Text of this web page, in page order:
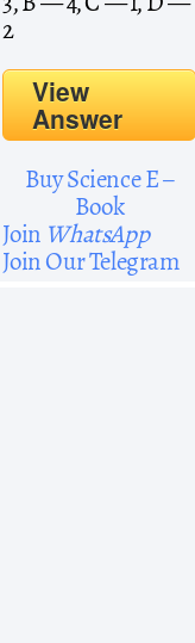
2
View
Answer
Buy Science E –
Book
Join WhatsApp
Join Our Telegram